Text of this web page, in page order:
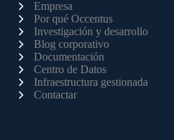
Empresa
Por qué Occentus
Investigación y desarrollo
Blog corporativo
Documentación
Centro de Datos
Infraestructura gestionada
Contactar